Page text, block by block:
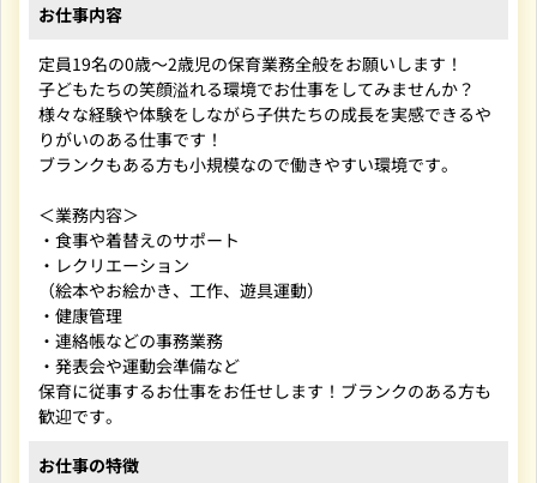
お仕事内容
定員19名の0歳～2歳児の保育業務全般をお願いします！
子どもたちの笑顔溢れる環境でお仕事をしてみませんか？
様々な経験や体験をしながら子供たちの成長を実感できるや
りがいのある仕事です！
ブランクもある方も小規模なので働きやすい環境です。
＜業務内容＞
・食事や着替えのサポート
・レクリエーション
（絵本やお絵かき、工作、遊具運動）
・健康管理
・連絡帳などの事務業務
・発表会や運動会準備など
保育に従事するお仕事をお任せします！ブランクのある方も
歓迎です。
お仕事の特徴